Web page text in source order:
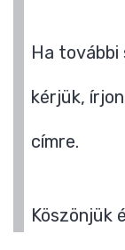
Ha további
kérjük,
címre.
Köszönjük